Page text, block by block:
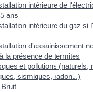
intérieure de
ans
intérieure du gaz si
d'assainissement
la présence de termites
et pollutions (naturels,
sismiques, radon...)